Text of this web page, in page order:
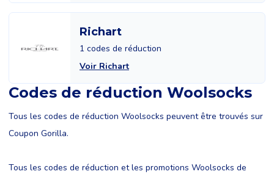
Richart
1 codes de réduction
Voir Richart
Codes de réduction Woolsocks
Tous les codes de réduction Woolsocks peuvent être trouvés sur
Coupon Gorilla.
Tous les codes de réduction et les promotions Woolsocks de